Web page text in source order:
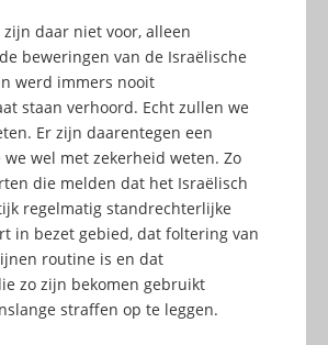
daar niet voor, alleen
beweringen van de Israëlische
werd immers nooit
staan verhoord. Echt zullen we
Er zijn daarentegen een
wel met zekerheid weten. Zo
die melden dat het Israëlisch
regelmatig standrechterlijke
in bezet gebied, dat foltering van
routine is en dat
zo zijn bekomen gebruikt
straffen op te leggen.